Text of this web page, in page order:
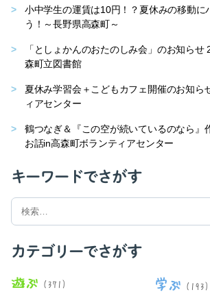
小中学生の運賃は10円！？夏休みの移動に
う！～長野県高森町～
「としょかんのおたのしみ会」のお知らせ
森町立図書館
夏休み学習会＋こどもカフェ開催のお知
ィアセンター
鶴つなぎ＆『この空が続いているのなら』
お話in高森町ボランティアセンター
キーワードでさがす
検
対
象:
カテゴリーでさがす
遊ぶ (371) 学ぶ (193)